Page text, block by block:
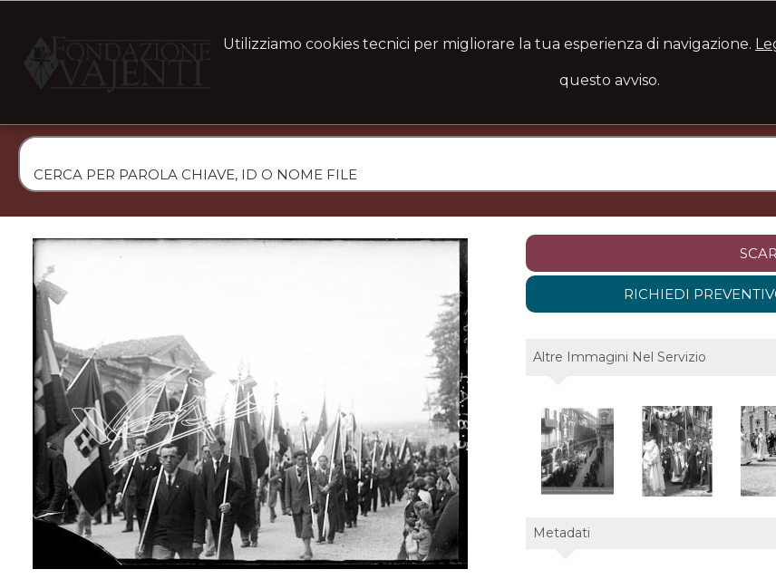
RICHIEDI
Altre Immagini Nel Servizio
Metadati
Utilizziamo cookies tecnici per migliorare la tua esperienza di navigazione.
questo avviso.